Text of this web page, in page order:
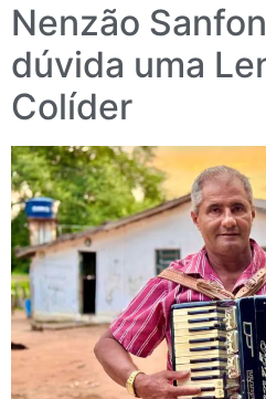
Nenzão
dúvida uma
Colíder